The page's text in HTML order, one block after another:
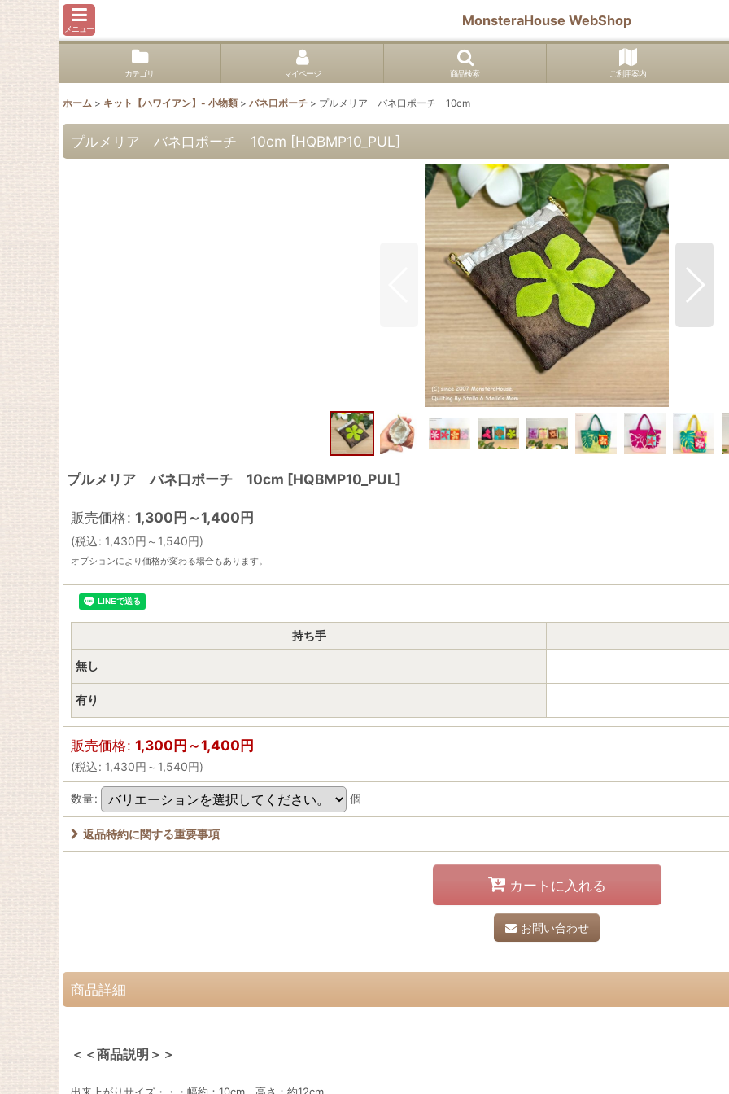
メニュー
MonsteraHouse WebShop
カテゴリ マイページ 商品検索 ご利用案内
ホーム > キット【ハワイアン】- 小物類 > バネ口ポーチ > プルメリア バネ口ポーチ 10cm
プルメリア バネ口ポーチ 10cm [HQBMP10_PUL]
プルメリア バネ口ポーチ 10cm [HQBMP10_PUL]
販売価格: 1,300円～1,400円
(税込: 1,430円 ～1,540円)
オプションにより価格が変わる場合もあります。
持ち手
無し
有り
販売価格: 1,300円～1,400円
(税込: 1,430円 ～1,540円)
数量: 個
返品特約に関する重要事項
カートに入れる
お問い合わせ
商品詳細
＜＜商品説明＞＞